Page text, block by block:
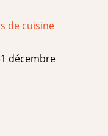
de cuisine
décembre